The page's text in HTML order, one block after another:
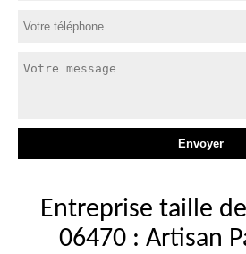
Entreprise taille
06470 : Artisan